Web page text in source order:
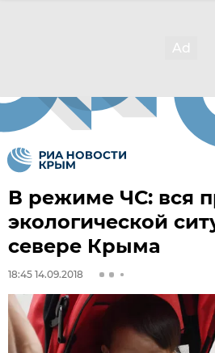
В режиме ЧС: вся
экологической
севере Крыма
18:45 14.09.2018